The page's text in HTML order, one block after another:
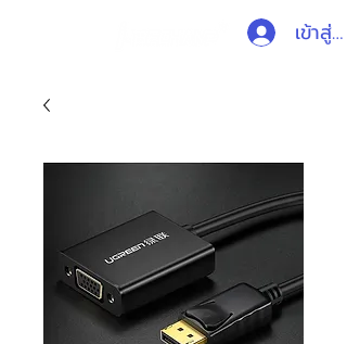
เข้าสู่ร